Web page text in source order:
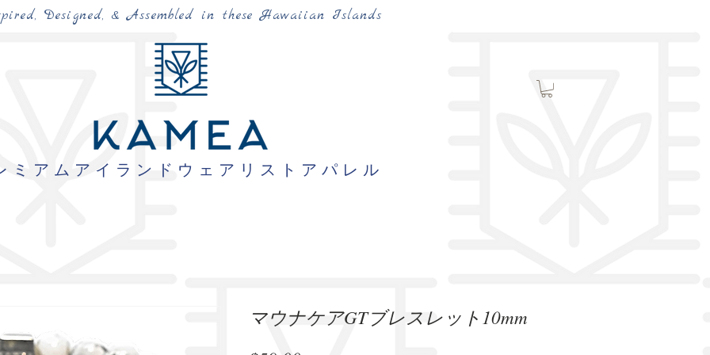
Designed, & Assembled in these Hawaiian Islands
ミアムアイランドウェアリストアパレル
マウナケアGTブレスレット10mm